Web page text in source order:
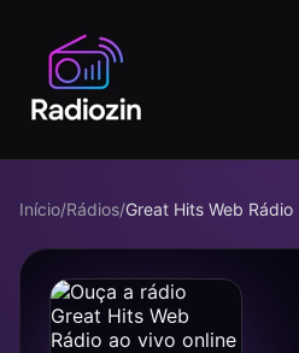
Início/Rádios/Great Hits Web Rádio